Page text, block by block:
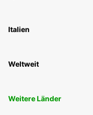
Italien
Weltweit
Weitere Länder